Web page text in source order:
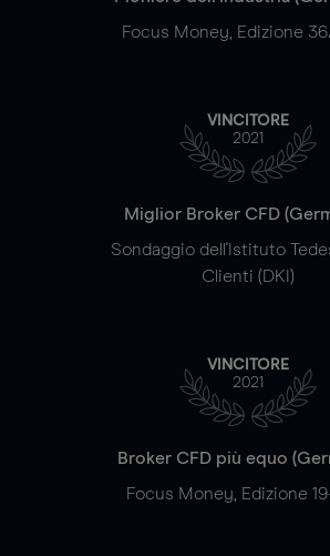
Focus Money, Edizione
VINCITORE
2021
Miglior Broker CFD
Sondaggio dell'Istituto
Clienti (DKI)
VINCITORE
2021
Broker CFD più equo
Focus Money, Edizione